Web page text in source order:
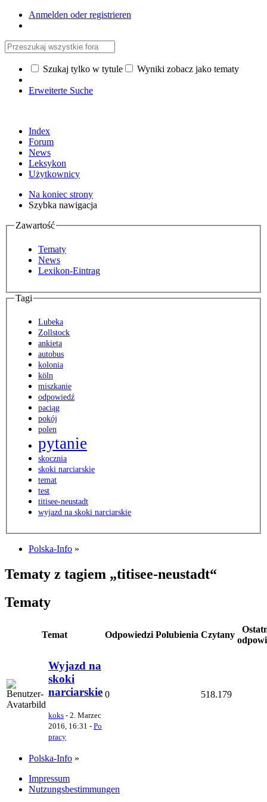
Anmelden oder registrieren
Szukaj tylko w tytule Wyniki zobacz jako tematy
Erweiterte Suche
Index
Forum
News
Leksykon
Użytkownicy
Na koniec strony
Szybka nawigacja
Zawartość
Tematy
News
Lexikon-Eintrag
Tagi
Lubeka
Zollstock
ankieta
autobus
kolonia
köln
miszkanie
odpowiedź
paciąg
pokój
polen
pytanie
skocznia
skoki narciarskie
temat
test
titisee-neustadt
wyjazd na skoki narciarskie
Polska-Info »
Tematy z tagiem „titisee-neustadt“
Tematy
Temat Odpowiedzi Polubienia Czytany
Wyjazd na
skoki
narciarskie
koks - 2. Marzec
2016, 16:31 - Po
pracy
0 518.179
Polska-Info »
Impressum
Nutzungsbestimmungen